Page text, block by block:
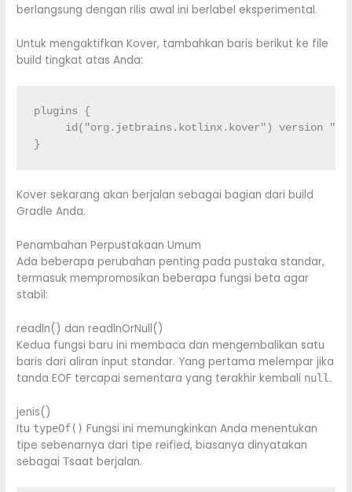
berlangsung dengan rilis awal ini berlabel eksperimental.
Untuk mengaktifkan Kover, tambahkan baris berikut ke file
build tingkat atas Anda:
plugins {
id("org.jetbrains.kotlinx.kover") version
}
Kover sekarang akan berjalan sebagai bagian dari build
Gradle Anda.
Penambahan Perpustakaan Umum
Ada beberapa perubahan penting pada pustaka standar,
termasuk mempromosikan beberapa fungsi beta agar
stabil:
readln() dan readlnOrNull()
Kedua fungsi baru ini membaca dan mengembalikan satu
baris dari aliran input standar. Yang pertama melempar jika
tanda EOF tercapai sementara yang terakhir kembali null .
jenis()
Itu typeOf() Fungsi ini memungkinkan Anda menentukan
tipe sebenarnya dari tipe reified, biasanya dinyatakan
sebagaiTsaat berjalan.